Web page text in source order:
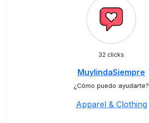
32 clicks
MuylindaSiempre
¿Cómo puedo ayudarte?
Apparel & Clothing